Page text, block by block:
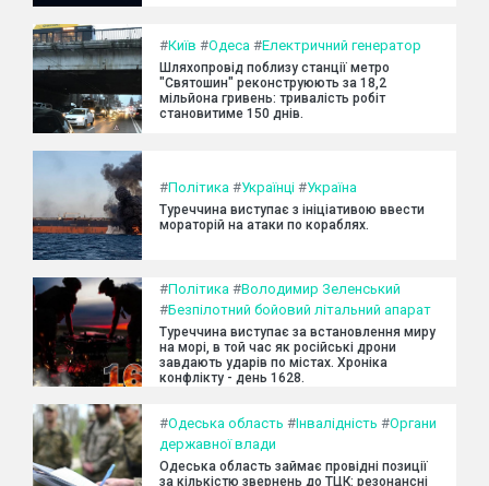
#Київ #Одеса #Електричний генератор
Шляхопровід поблизу станції метро
"Святошин" реконструюють за 18,2
мільйона гривень: тривалість робіт
становитиме 150 днів.
#Політика #Українці #Україна
Туреччина виступає з ініціативою ввести
мораторій на атаки по кораблях.
#Політика #Володимир Зеленський
#Безпілотний бойовий літальний апарат
Туреччина виступає за встановлення миру
на морі, в той час як російські дрони
завдають ударів по містах. Хроніка
конфлікту - день 1628.
#Одеська область #Інвалідність #Органи
державної влади
Одеська область займає провідні позиції
за кількістю звернень до ТЦК: резонансні